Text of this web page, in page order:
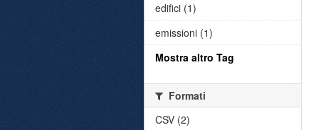
edifici (1)
emissioni (1)
Mostra altro Tag
Formati
CSV (2)